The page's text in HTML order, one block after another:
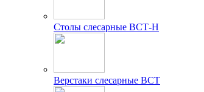
Столы слесарные ВСТ-Н
Верстаки слесарные ВСТ